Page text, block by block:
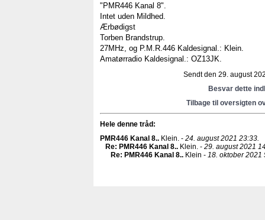
"PMR446 Kanal 8".
Intet uden Mildhed.
Ærbødigst
Torben Brandstrup.
27MHz, og P.M.R.446 Kaldesignal.: Klein.
Amatørradio Kaldesignal.: OZ13JK.
Sendt den 29. august
Besvar dette
Tilbage til oversigten
Hele denne tråd:
PMR446 Kanal 8.. Klein. - 24. august 2021 23:33.
Re: PMR446 Kanal 8.. Klein. - 29. august 2021
Re: PMR446 Kanal 8.. Klein - 18. oktober 2021